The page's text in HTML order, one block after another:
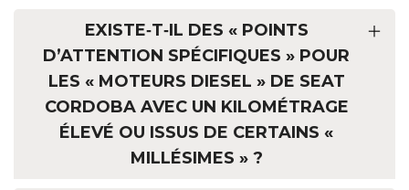
EXISTE‑T‑IL DES « POINTS
D’ATTENTION SPÉCIFIQUES » POUR
LES « MOTEURS DIESEL » DE SEAT
CORDOBA AVEC UN KILOMÉTRAGE
ÉLEVÉ OU ISSUS DE CERTAINS «
MILLÉSIMES » ?